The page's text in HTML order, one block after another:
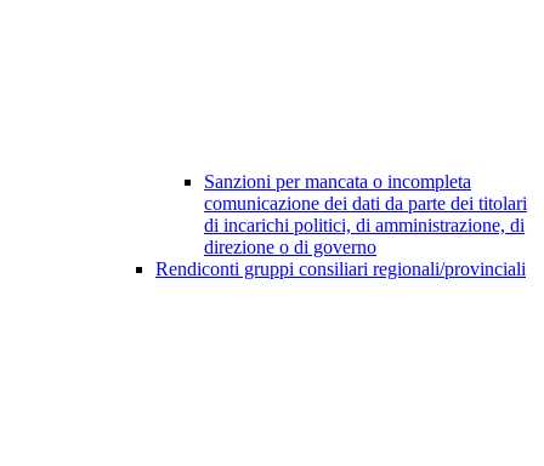
Sanzioni per mancata o incompleta
comunicazione dei dati da parte dei titolari
di incarichi politici, di amministrazione, di
direzione o di governo
Rendiconti gruppi consiliari regionali/provinciali